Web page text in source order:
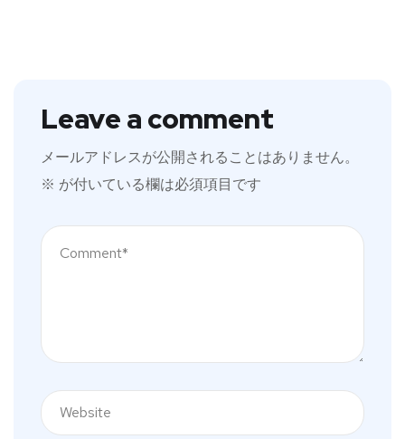
Leave a comment
メールアドレスが公開されることはありません。
※ が付いている欄は必須項目です